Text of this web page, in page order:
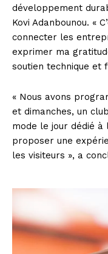
développement
Kovi Adanbounou. «
connecter les
exprimer ma
soutien technique et
« Nous avons
et dimanches, un
mode le jour dédié à
proposer une
les visiteurs », a